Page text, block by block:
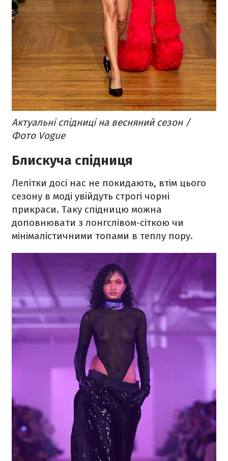
Актуальні спідниці на весняний сезон /
Фото Vogue
Блискуча спідниця
Лелітки досі нас не покидають, втім цього
сезону в моді увійдуть строгі чорні
прикраси. Таку спідницю можна
доповнювати з лонгслівом-сіткою чи
мінімалістичними топами в теплу пору.